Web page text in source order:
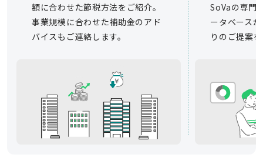
額に合わせた節税方法をご紹介。
事業規模に合わせた補助金のアド
バイスもご連絡します。
SoVaの専門
ータベース
りのご提案